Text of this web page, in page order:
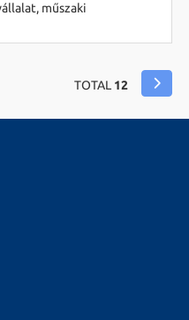
műszaki
csapatába. A
TOTAL 12